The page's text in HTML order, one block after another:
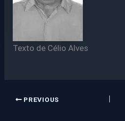
Texto de Célio Alves
PREVIOUS